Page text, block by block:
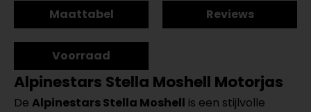
Maattabel Reviews
Voorraad
Alpinestars Stella Moshell Motorjas
De Alpinestars Stella Moshell is een stijlvolle